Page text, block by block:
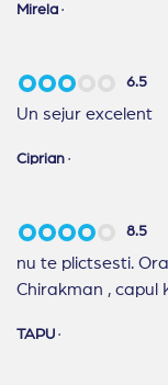
Mirela ·
6.5
Un sejur excelent
Ciprian ·
8.5
nu te plictsesti.
Chirakman , capul
TAPU ·